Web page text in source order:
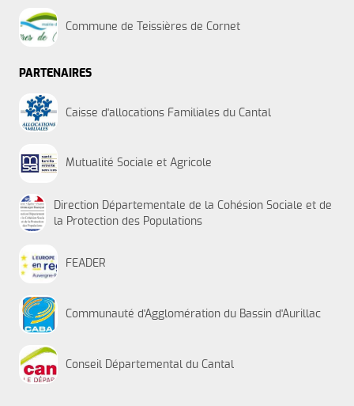
Commune de Teissières de Cornet
PARTENAIRES
Caisse d'allocations Familiales du Cantal
Mutualité Sociale et Agricole
Direction Départementale de la Cohésion Sociale et de
la Protection des Populations
FEADER
Communauté d'Agglomération du Bassin d'Aurillac
Conseil Départemental du Cantal